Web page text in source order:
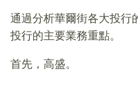
通過分析華爾街各大投行
投行的主要業務重點。
首先，高盛。